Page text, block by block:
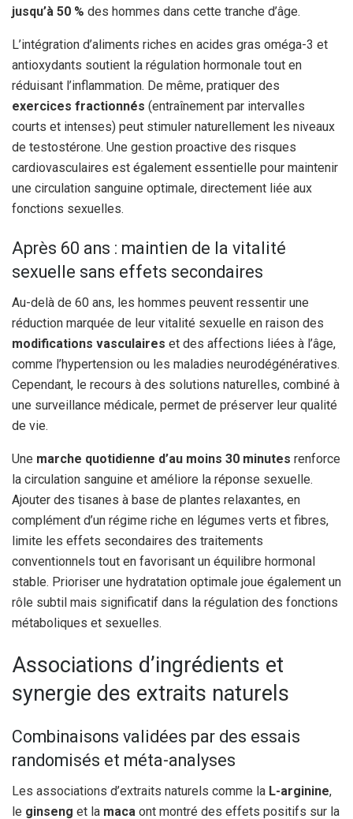
jusqu’à 50 % des hommes dans cette tranche d’âge.
L’intégration d’aliments riches en acides gras oméga-3 et
antioxydants soutient la régulation hormonale tout en
réduisant l’inflammation. De même, pratiquer des
exercices fractionnés (entraînement par intervalles
courts et intenses) peut stimuler naturellement les niveaux
de testostérone. Une gestion proactive des risques
cardiovasculaires est également essentielle pour maintenir
une circulation sanguine optimale, directement liée aux
fonctions sexuelles.
Après 60 ans : maintien de la vitalité
sexuelle sans effets secondaires
Au-delà de 60 ans, les hommes peuvent ressentir une
réduction marquée de leur vitalité sexuelle en raison des
modifications vasculaires et des affections liées à l’âge,
comme l’hypertension ou les maladies neurodégénératives.
Cependant, le recours à des solutions naturelles, combiné à
une surveillance médicale, permet de préserver leur qualité
de vie.
Une marche quotidienne d’au moins 30 minutes renforce
la circulation sanguine et améliore la réponse sexuelle.
Ajouter des tisanes à base de plantes relaxantes, en
complément d’un régime riche en légumes verts et fibres,
limite les effets secondaires des traitements
conventionnels tout en favorisant un équilibre hormonal
stable. Prioriser une hydratation optimale joue également un
rôle subtil mais significatif dans la régulation des fonctions
métaboliques et sexuelles.
Associations d’ingrédients et
synergie des extraits naturels
Combinaisons validées par des essais
randomisés et méta-analyses
Les associations d’extraits naturels comme la L-arginine,
le ginseng et la maca ont montré des effets positifs sur la